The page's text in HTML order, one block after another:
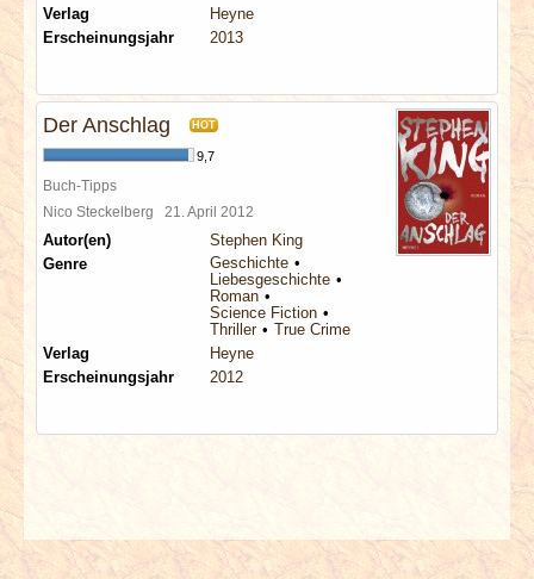
Verlag
Heyne
Erscheinungsjahr
2013
Der Anschlag HOT
9,7
Buch-Tipps
Nico Steckelberg 21. April 2012
Autor(en)
Stephen King
Genre
Geschichte
Liebesgeschichte
Roman
Science Fiction
Thriller
True Crime
Verlag
Heyne
Erscheinungsjahr
2012